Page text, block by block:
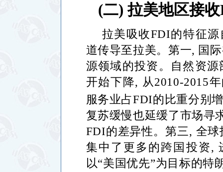
(二)拉美地区接收
拉美吸收FDI的特征
道传导至拉美。第一, 国
源领域的投资。自然资源
开始下降, 从2010-2015
服务业占FDI的比重分别
复苏缓慢也延缓了市场寻
FDI的差异性。第三, 全球
集中了更多的跨国投资,
以“美国优先”为目标的特